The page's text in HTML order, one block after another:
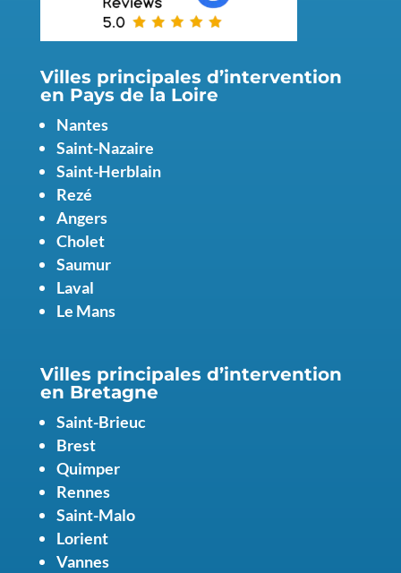
Villes principales d’intervention
en Pays de la Loire
Nantes
Saint-Nazaire
Saint-Herblain
Rezé
Angers
Cholet
Saumur
Laval
Le Mans
Villes principales d’intervention
en Bretagne
Saint-Brieuc
Brest
Quimper
Rennes
Saint-Malo
Lorient
Vannes